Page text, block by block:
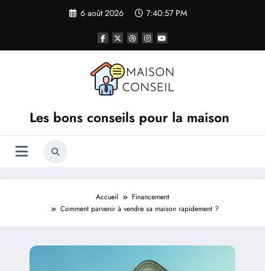
6 août 2026 7:40:58 PM
Les bons conseils pour la maison
Accueil
Financement
Comment parvenir à vendre sa maison rapidement ?